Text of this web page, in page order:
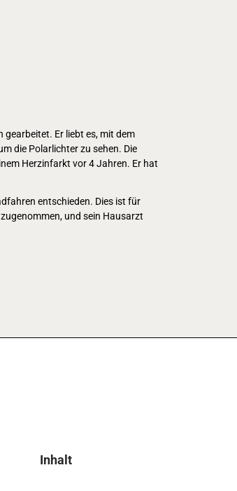
Er liebt es, mit dem
die Polarlichter zu sehen. Die
Herzinfarkt vor 4 Jahren. Er hat
entschieden. Dies ist für
und sein Hausarzt
Inhalt